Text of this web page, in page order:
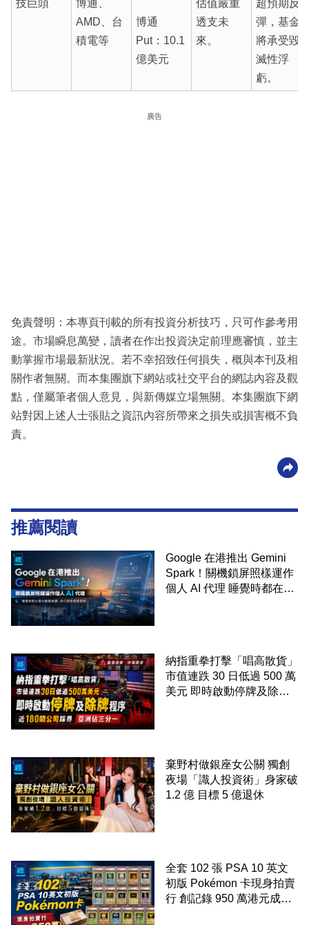
技巨頭
博通、
AMD、台
積電等
博通
Put：10.1
億美元
估值嚴重
透支未
來。
超預期反
彈，基金
將承受毀
滅性浮
虧。
廣告
免責聲明：本專頁刊載的所有投資分析技巧，只可作參考用
途。市場瞬息萬變，讀者在作出投資決定前理應審慎，並主
動掌握市場最新狀況。若不幸招致任何損失，概與本刊及相
關作者無關。而本集團旗下網站或社交平台的網誌內容及觀
點，僅屬筆者個人意見，與新傳媒立場無關。本集團旗下網
站對因上述人士張貼之資訊內容所帶來之損失或損害概不負
責。
推薦閱讀
Google 在港推出 Gemini
Spark！關機鎖屏照樣運作
個人 AI 代理 睡覺時都在幫
納指重拳打擊「唱高散貨」
市值連跌 30 日低過 500 萬
美元 即時啟動停牌及除牌
棄野村做銀座女公關 獨創
夜場「識人投資術」身家破
1.2 億 目標 5 億退休
全套 102 張 PSA 10 英文
初版 Pokémon 卡現身拍賣
行 創記錄 950 萬港元成交